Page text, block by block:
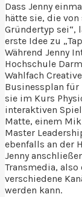
Dass Jenny
hätte sie, die
Gründertyp sei“,
erste Idee zu
Während Jenny
Hochschule
Wahlfach
Businessplan für
sie im Kurs
interaktiven
Matte, einem
Master
ebenfalls an der
Jenny
Transmedia,
verschiedene
werden kann.